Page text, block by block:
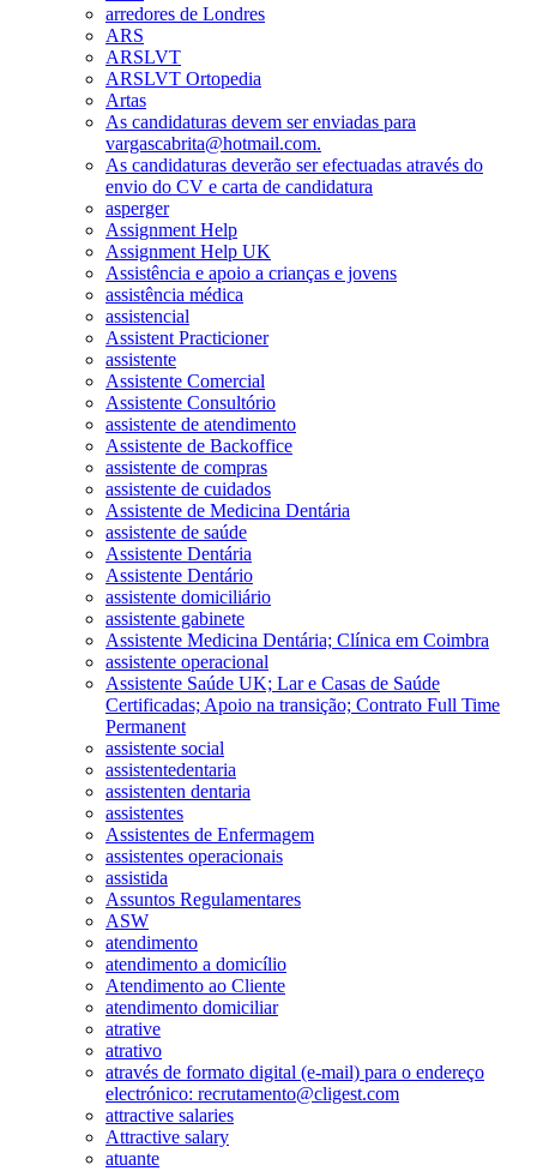
arredores de Londres
ARS
ARSLVT
ARSLVT Ortopedia
Artas
As candidaturas devem ser enviadas para
vargascabrita@hotmail.com.
As candidaturas deverão ser efectuadas através do
envio do CV e carta de candidatura
asperger
Assignment Help
Assignment Help UK
Assistência e apoio a crianças e jovens
assistência médica
assistencial
Assistent Practicioner
assistente
Assistente Comercial
Assistente Consultório
assistente de atendimento
Assistente de Backoffice
assistente de compras
assistente de cuidados
Assistente de Medicina Dentária
assistente de saúde
Assistente Dentária
Assistente Dentário
assistente domiciliário
assistente gabinete
Assistente Medicina Dentária; Clínica em Coimbra
assistente operacional
Assistente Saúde UK; Lar e Casas de Saúde
Certificadas; Apoio na transição; Contrato Full Time
Permanent
assistente social
assistentedentaria
assistenten dentaria
assistentes
Assistentes de Enfermagem
assistentes operacionais
assistida
Assuntos Regulamentares
ASW
atendimento
atendimento a domicílio
Atendimento ao Cliente
atendimento domiciliar
atrative
atrativo
através de formato digital (e-mail) para o endereço
electrónico: recrutamento@cligest.com
attractive salaries
Attractive salary
atuante